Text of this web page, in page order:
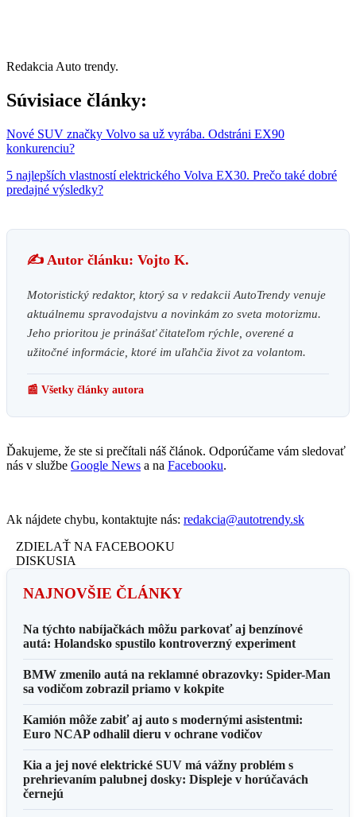
Redakcia Auto trendy.
Súvisiace články:
Nové SUV značky Volvo sa už vyrába. Odstráni EX90
konkurenciu?
5 najlepších vlastností elektrického Volva EX30. Prečo také dobré
predajné výsledky?
✍️ Autor článku: Vojto K.
Motoristický redaktor, ktorý sa v redakcii AutoTrendy venuje
aktuálnemu spravodajstvu a novinkám zo sveta motorizmu.
Jeho prioritou je prinášať čitateľom rýchle, overené a
užitočné informácie, ktoré im uľahčia život za volantom.
📰 Všetky články autora
Ďakujeme, že ste si prečítali náš článok. Odporúčame vám sledovať
nás v službe Google News a na Facebooku.
Ak nájdete chybu, kontaktujte nás: redakcia@autotrendy.sk
ZDIELAŤ NA FACEBOOKU
DISKUSIA
NAJNOVŠIE ČLÁNKY
Na týchto nabíjačkách môžu parkovať aj benzínové
autá: Holandsko spustilo kontroverzný experiment
BMW zmenilo autá na reklamné obrazovky: Spider-Man
sa vodičom zobrazil priamo v kokpite
Kamión môže zabiť aj auto s modernými asistentmi:
Euro NCAP odhalil dieru v ochrane vodičov
Kia a jej nové elektrické SUV má vážny problém s
prehrievaním palubnej dosky: Displeje v horúčavách
černejú